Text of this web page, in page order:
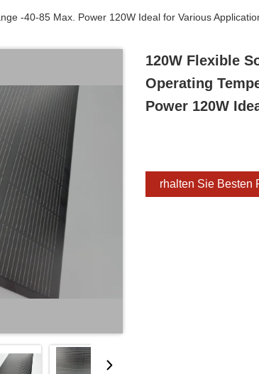
-40-85 Max. Power 120W Ideal for Various
120W Flexible
Operating
Power 120W
Erhalten Sie Besten